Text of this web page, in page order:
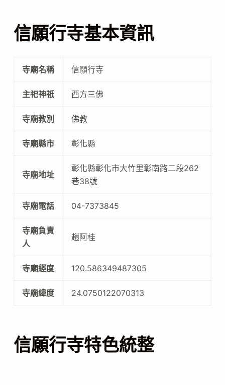
信願行寺基本資訊
寺廟名稱 信願行寺
主祀神祇 西方三佛
寺廟教別 佛教
寺廟縣市 彰化縣
寺廟地址
彰化縣彰化市大竹里彰南路二段262
巷38號
寺廟電話 04-7373845
寺廟負責
人
趙阿桂
寺廟經度 120.586349487305
寺廟緯度 24.0750122070313
信願行寺特色統整